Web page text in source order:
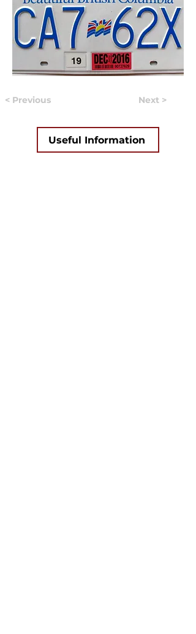
< Previous Next >
Useful Information